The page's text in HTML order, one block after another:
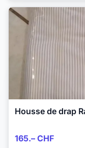
Housse de drap
165.– CHF